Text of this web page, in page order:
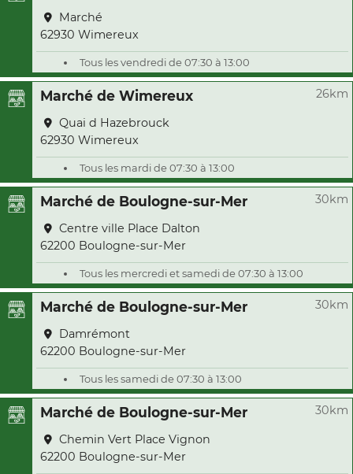
Marché
62930 Wimereux
Tous les vendredi de 07:30 à 13:00
Marché de Wimereux 26km
Quai d Hazebrouck
62930 Wimereux
Tous les mardi de 07:30 à 13:00
Marché de Boulogne-sur-Mer 30km
Centre ville Place Dalton
62200 Boulogne-sur-Mer
Tous les mercredi et samedi de 07:30 à 13:00
Marché de Boulogne-sur-Mer 30km
Damrémont
62200 Boulogne-sur-Mer
Tous les samedi de 07:30 à 13:00
Marché de Boulogne-sur-Mer 30km
Chemin Vert Place Vignon
62200 Boulogne-sur-Mer